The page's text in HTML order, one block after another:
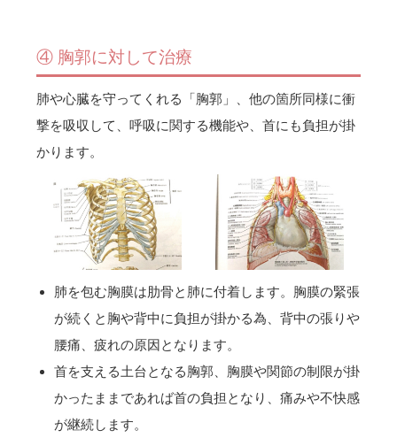
④ 胸郭に対して治療
肺や心臓を守ってくれる「胸郭」、他の箇所同様に衝
撃を吸収して、呼吸に関する機能や、首にも負担が掛
かります。
肺を包む胸膜は肋骨と肺に付着します。胸膜の緊張
が続くと胸や背中に負担が掛かる為、背中の張りや
腰痛、疲れの原因となります。
首を支える土台となる胸郭、胸膜や関節の制限が掛
かったままであれば首の負担となり、痛みや不快感
が継続します。